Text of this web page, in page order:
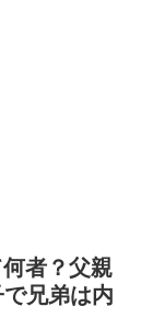
者？父親
兄弟は内